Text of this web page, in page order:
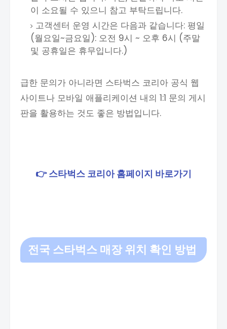
이 소요될 수 있으니 참고 부탁드립니다.
고객센터 운영 시간은 다음과 같습니다: 평일
(월요일~금요일): 오전 9시 ~ 오후 6시 (주말
및 공휴일은 휴무입니다.)
급한 문의가 아니라면 스타벅스 코리아 공식 웹
사이트나 모바일 애플리케이션 내의 1:1 문의 게시
판을 활용하는 것도 좋은 방법입니다.
👉 스타벅스 코리아 홈페이지 바로가기
전국 스타벅스 매장 위치 확인 방법